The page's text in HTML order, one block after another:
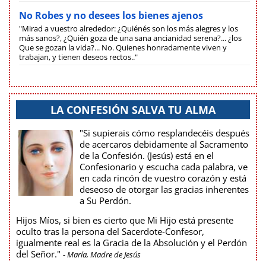
No Robes y no desees los bienes ajenos
"Mirad a vuestro alrededor: ¿Quiénés son los más alegres y los
más sanos?, ¿Quién goza de una sana ancianidad serena?... ¿los
Que se gozan la vida?... No. Quienes honradamente viven y
trabajan, y tienen deseos rectos.."
LA CONFESIÓN SALVA TU ALMA
"Si supierais cómo resplandecéis después
de acercaros debidamente al Sacramento
de la Confesión. (Jesús) está en el
Confesionario y escucha cada palabra, ve
en cada rincón de vuestro corazón y está
deseoso de otorgar las gracias inherentes
a Su Perdón.
Hijos Míos, si bien es cierto que Mi Hijo está presente
oculto tras la persona del Sacerdote-Confesor,
igualmente real es la Gracia de la Absolución y el Perdón
del Señor." - María, Madre de Jesús